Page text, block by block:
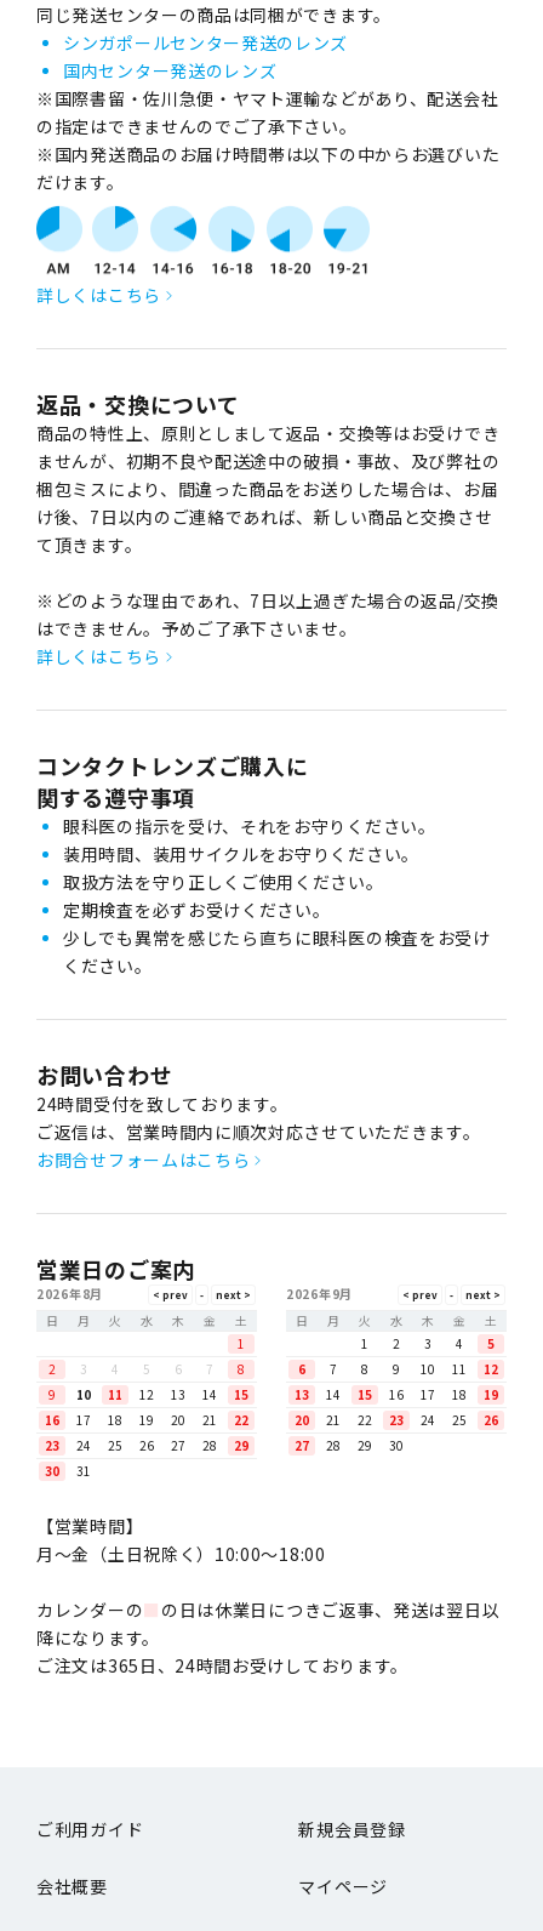
同じ発送センターの商品は同梱ができます。
シンガポールセンター発送のレンズ
国内センター発送のレンズ
※国際書留・佐川急便・ヤマト運輸などがあり、配送会社
の指定はできませんのでご了承下さい。
※国内発送商品のお届け時間帯は以下の中からお選びいた
だけます。
詳しくはこちら
返品・交換について
商品の特性上、原則としまして返品・交換等はお受けでき
ませんが、初期不良や配送途中の破損・事故、及び弊社の
梱包ミスにより、間違った商品をお送りした場合は、お届
け後、7日以内のご連絡であれば、新しい商品と交換させ
て頂きます。
※どのような理由であれ、7日以上過ぎた場合の返品/交換
はできません。予めご了承下さいませ。
詳しくはこちら
コンタクトレンズご購入に
関する遵守事項
眼科医の指示を受け、それをお守りください。
装用時間、装用サイクルをお守りください。
取扱方法を守り正しくご使用ください。
定期検査を必ずお受けください。
少しでも異常を感じたら直ちに眼科医の検査をお受け
ください。
お問い合わせ
24時間受付を致しております。
ご返信は、営業時間内に順次対応させていただきます。
お問合せフォームはこちら
営業日のご案内
2026年8月
日
月 火 水 木 金
土
1
2
3 4 5 6 7
8
9
10 11 12 13 14
15
16
17 18 19 20 21
22
23
24 25 26 27 28
29
30
31
2026年9月
日
月 火 水 木 金
土
1
2 3 4
5
6
7 8 9 10 11
12
13
14 15 16 17 18
19
20
21 22 23 24 25
26
27
28 29 30
【営業時間】
月〜金（土日祝除く）10:00～18:00
カレンダーの■ の日は休業日につきご返事、発送は翌日以
降になります。
ご注文は365日、24時間お受けしております。
ご利用ガイド 新規会員登録
会社概要 マイページ